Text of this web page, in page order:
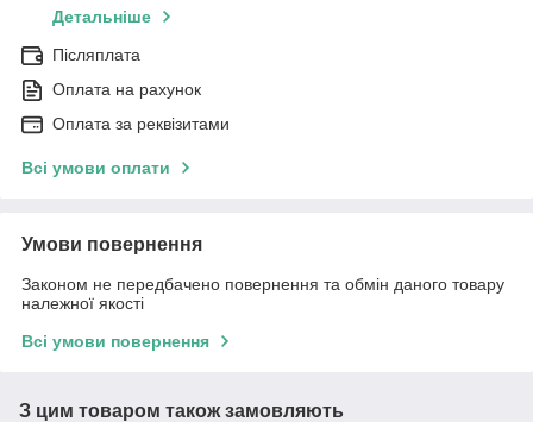
Детальніше
Післяплата
Оплата на рахунок
Оплата за реквізитами
Всі умови оплати
Умови повернення
Законом не передбачено повернення та обмін даного товару
належної якості
Всі умови повернення
З цим товаром також замовляють